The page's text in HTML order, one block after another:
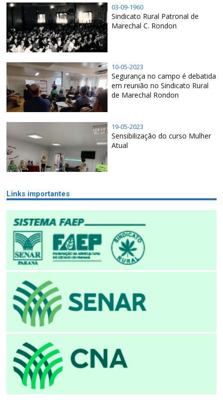
03-09-1960
Sindicato Rural Patronal de
Marechal C. Rondon
10-05-2023
Segurança no campo é debatida
em reunião no Sindicato Rural
de Marechal Rondon
19-05-2023
Sensibilização do curso Mulher
Atual
Links importantes